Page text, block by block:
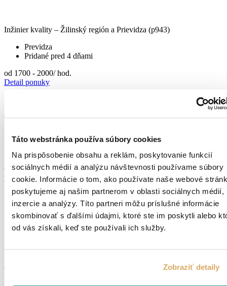
Táto webstránka používa súbory cookies
Na prispôsobenie obsahu a reklám, poskytovanie funkcií
sociálnych médií a analýzu návštevnosti používame súbory
cookie. Informácie o tom, ako používate naše webové
poskytujeme aj našim partnerom v oblasti sociálnych médií,
inzercie a analýzy. Títo partneri môžu príslušné informácie
skombinovať s ďalšími údajmi, ktoré ste im poskytli alebo
od vás získali, keď ste používali ich služby.
Zobraziť detaily
Inžinier kvality – Žilinský región a Prievidza (p943)
Previdza
Pridané pred 4 dňami
od 1700 - 2000/ hod.
Detail ponuky
Operátor montáže / výroby v automobilovom priemysle – Košice –
Rožňava
Pridané pred 4 dňami
Od 1 030 - 1 250 €mesiac
Detail ponuky
Skladník na VZV (retrak) – Sereď
Sereď
Detail ponuky